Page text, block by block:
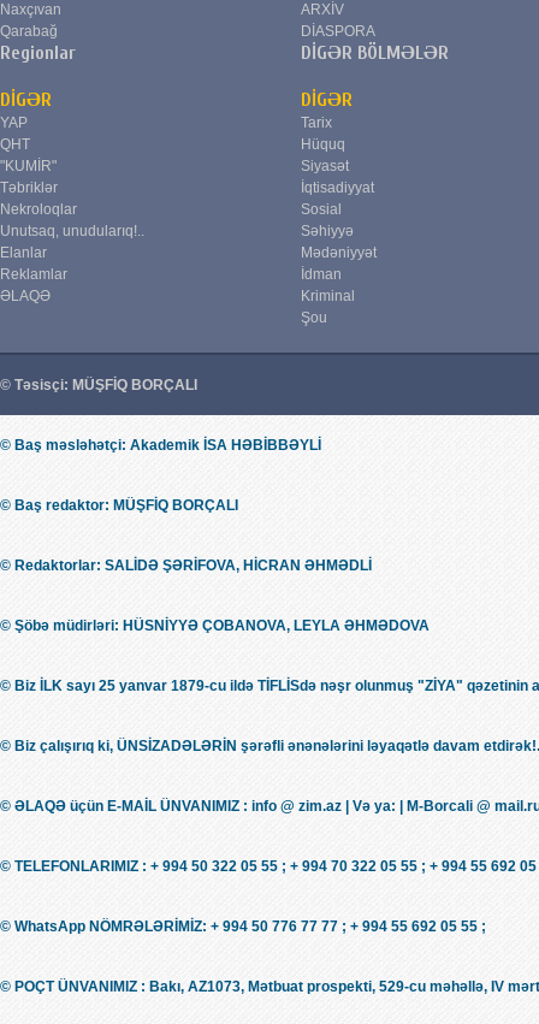
Naxçıvan
Qarabağ
Regionlar
ARXİV
DİASPORA
DİGƏR BÖLMƏLƏR
DİGƏR
YAP
QHT
"KUMİR"
Təbriklər
Nekroloqlar
Unutsaq, unudularıq!..
Elanlar
Reklamlar
ƏLAQƏ
DİGƏR
Tarix
Hüquq
Siyasət
İqtisadiyyat
Sosial
Səhiyyə
Mədəniyyət
İdman
Kriminal
Şou
© Təsisçi: MÜŞFİQ BORÇALI
© Baş məsləhətçi: Akademik İSA HƏBİBBƏYLİ
© Baş redaktor: MÜŞFİQ BORÇALI
© Redaktorlar: SALİDƏ ŞƏRİFOVA, HİCRAN ƏHMƏDLİ
© Şöbə müdirləri: HÜSNİYYƏ ÇOBANOVA, LEYLA ƏHMƏDOVA
© Biz İLK sayı 25 yanvar 1879-cu ildə TİFLİSdə nəşr olunmuş "ZİYA" qəzetinin
© Biz çalışırıq ki, ÜNSİZADƏLƏRİN şərəfli ənənələrini ləyaqətlə davam
© ƏLAQƏ üçün E-MAİL ÜNVANIMIZ : info @ zim.az | Və ya: | M-Borcali @
© TELEFONLARIMIZ : + 994 50 322 05 55 ; + 994 70 322 05 55 ; + 994 55 692
© WhatsApp NÖMRƏLƏRİMİZ: + 994 50 776 77 77 ; + 994 55 692 05 55 ;
© POÇT ÜNVANIMIZ : Bakı, AZ1073, Mətbuat prospekti, 529-cu məhəllə, IV